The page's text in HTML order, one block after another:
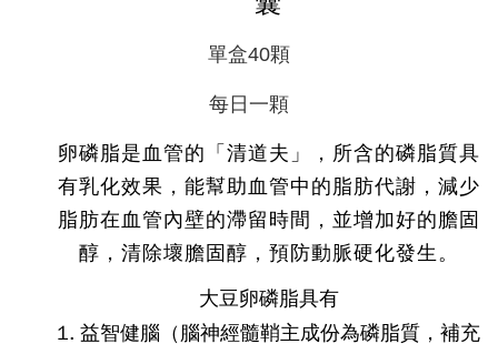
單盒40顆
每日一顆
卵磷脂是血管的「清道夫」，所含的磷脂質具
有乳化效果，能幫助血管中的脂肪代謝，減少
脂肪在血管內壁的滯留時間，並增加好的膽固
醇，清除壞膽固醇，預防動脈硬化發生。
大豆卵磷脂具有
1. 益智健腦（腦神經髓鞘主成份為磷脂質，補充